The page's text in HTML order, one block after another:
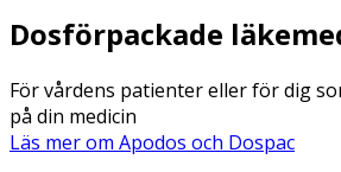
Dosförpackade
För vårdens patienter eller för dig
på din medicin
Läs mer om Apodos och Dospac